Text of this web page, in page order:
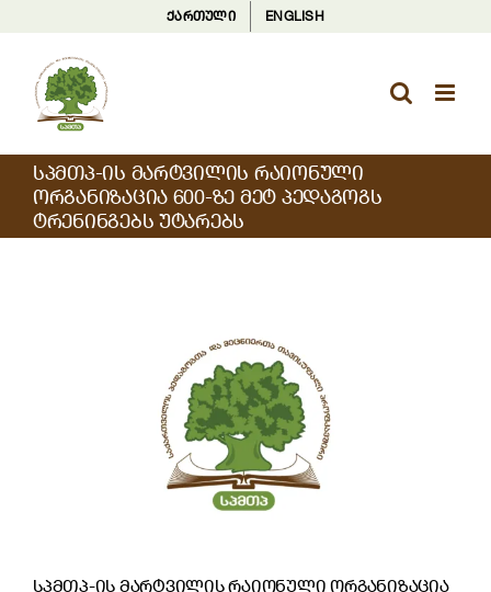
to
content
ქართული ENGLISH
ᲡᲞᲛᲗᲞ-ᲘᲡ ᲛᲐᲠᲢᲕᲘᲚᲘᲡ ᲠᲐᲘᲝᲜᲣᲚᲘ
ᲝᲠᲒᲐᲜᲘᲖᲐᲪᲘᲐ 600-ᲖᲔ ᲛᲔᲢ ᲞᲔᲓᲐᲒᲝᲒᲡ
ᲢᲠᲔᲜᲘᲜᲒᲔᲑᲡ ᲣᲢᲐᲠᲔᲑᲡ
ᲡᲞᲛᲗᲞ-ᲘᲡ ᲛᲐᲠᲢᲕᲘᲚᲘᲡ ᲠᲐᲘᲝᲜᲣᲚᲘ ᲝᲠᲒᲐᲜᲘᲖᲐᲪᲘᲐ